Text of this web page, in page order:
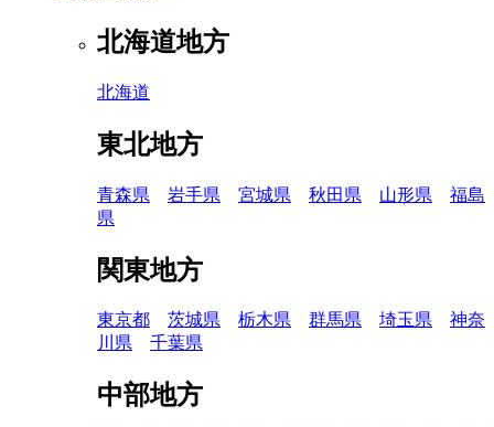
北海道地方
北海道
東北地方
青森県 岩手県 宮城県 秋田県 山形県
福島
県
関東地方
東京都 茨城県 栃木県 群馬県 埼玉県
神奈
川県
千葉県
中部地方